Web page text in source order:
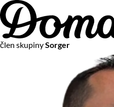
člen skupinySorger
Na vašom súkromí
Chceme vám neustále
Vzhľadom k platnej legislatíve
s používaním súborov cookies.
Viac o personalizácii a
Aby sme vedeli, čo sa deje na